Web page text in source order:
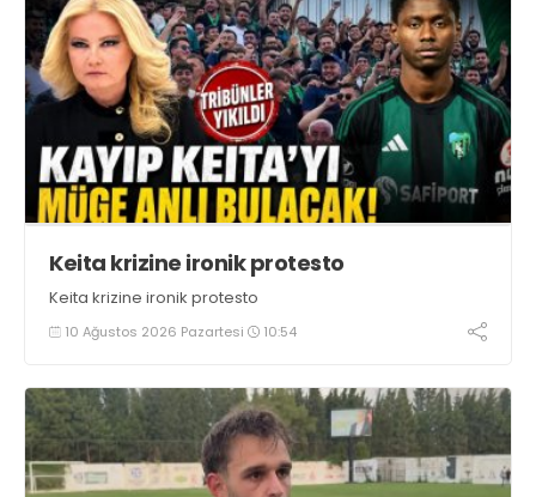
Keita krizine ironik protesto
Keita krizine ironik protesto
10 Ağustos 2026 Pazartesi 10:54